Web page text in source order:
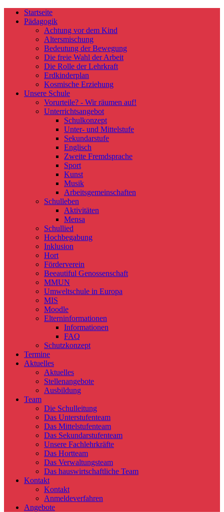
Startseite
Pädagogik
Achtung vor dem Kind
Altersmischung
Bedeutung der Bewegung
Die freie Wahl der Arbeit
Die Rolle der Lehrkraft
Erdkinderplan
Kosmische Erziehung
Unsere Schule
Vorurteile? - Wir räumen auf!
Unterrichtsangebot
Schulkonzept
Unter- und Mittelstufe
Sekundarstufe
Englisch
Zweite Fremdsprache
Sport
Kunst
Musik
Arbeitsgemeinschaften
Schulleben
Aktivitäten
Mensa
Schullied
Hochbegabung
Inklusion
Hort
Förderverein
Beeautiful Genossenschaft
MMUN
Umweltschule in Europa
MIS
Moodle
Elterninformationen
Informationen
FAQ
Schutzkonzept
Termine
Aktuelles
Aktuelles
Stellenangebote
Ausbildung
Team
Die Schulleitung
Das Unterstufenteam
Das Mittelstufenteam
Das Sekundarstufenteam
Unsere Fachlehrkräfte
Das Hortteam
Das Verwaltungsteam
Das hauswirtschaftliche Team
Kontakt
Kontakt
Anmeldeverfahren
Angebote